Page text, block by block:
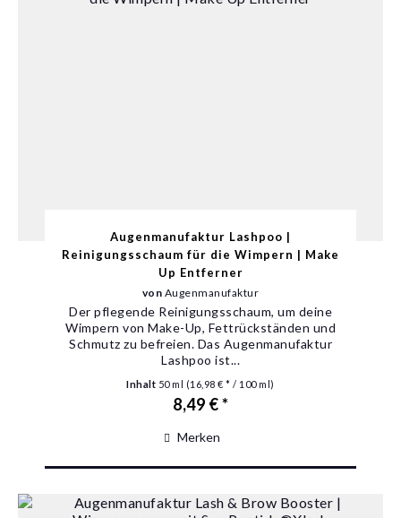
Augenmanufaktur Lashpoo |
Reinigungsschaum für die Wimpern | Make
Up Entferner
von Augenmanufaktur
Der pflegende Reinigungsschaum, um deine
Wimpern von Make-Up, Fettrückständen und
Schmutz zu befreien. Das Augenmanufaktur
Lashpoo ist...
Inhalt 50 ml (16,98 € * / 100 ml)
8,49 € *
Merken